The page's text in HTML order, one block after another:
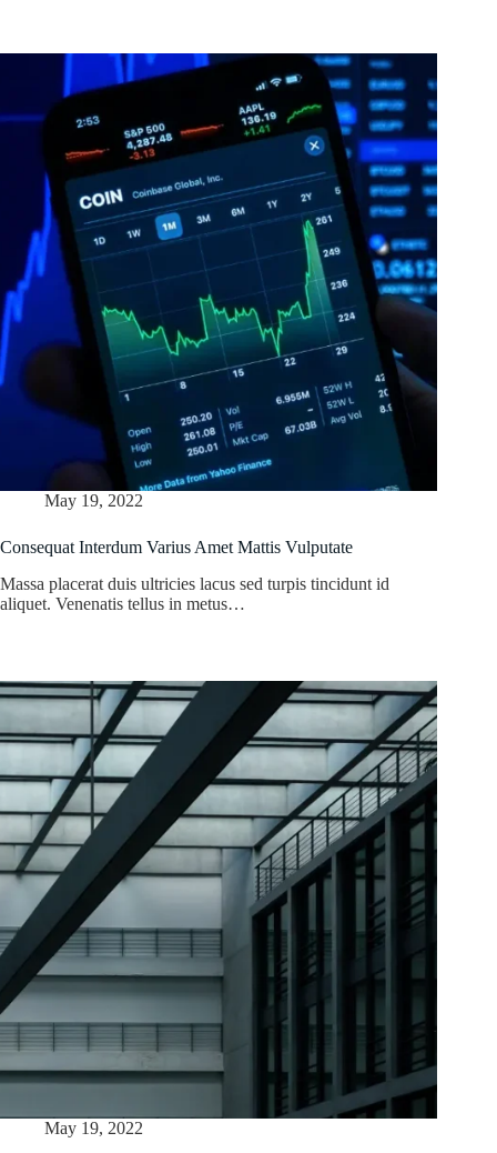
May 19, 2022
Consequat Interdum Varius Amet Mattis Vulputate
Massa placerat duis ultricies lacus sed turpis tincidunt id
aliquet. Venenatis tellus in metus…
May 19, 2022